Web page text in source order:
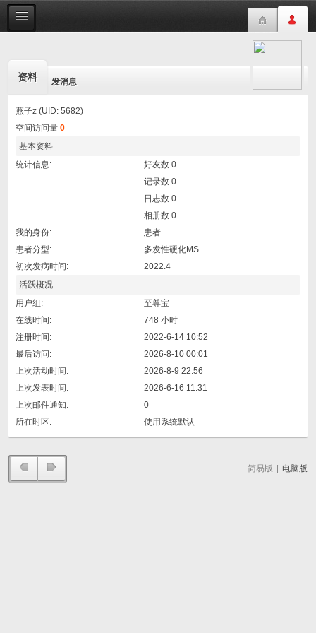
资料 发消息
燕子z (UID: 5682)
空间访问量 0
基本资料
统计信息:
好友数 0
记录数 0
日志数 0
相册数 0
我的身份:
患者
患者分型:
多发性硬化MS
初次发病时间:
2022.4
活跃概况
用户组:
至尊宝
在线时间:
748 小时
注册时间:
2022-6-14 10:52
最后访问:
2026-8-10 00:01
上次活动时间:
2026-8-9 22:56
上次发表时间:
2026-6-16 11:31
上次邮件通知:
0
所在时区:
使用系统默认
简易版 电脑版